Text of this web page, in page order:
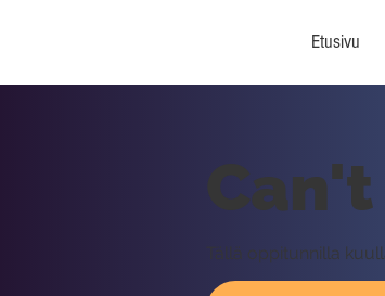
Etusivu
Tällä oppitunnilla